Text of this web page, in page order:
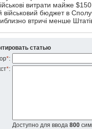
витрати майже
військовий бюджет в
втричі менше
статью
*:
*:
Доступно для ввода 800